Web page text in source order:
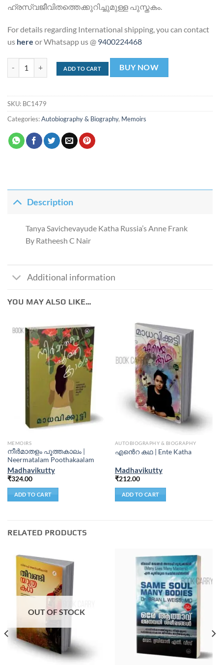
ഹ്രസ്വജീവിതത്തെക്കുറിച്ചുമുള്ള പുസ്തകം.
For details regarding International shipping, you can contact
us here or Whatsapp us @ 9400224468
താന്യ സാവിച്ചെവയുടെ കഥ | Tanya Savichevayude Katha quantity
ADD TO CART BUY NOW
SKU: BC1479
Categories:Autobiography & Biography, Memoirs
Description
Tanya Savichevayude Katha Russia’s Anne Frank
By Ratheesh C Nair
Additional information
YOU MAY ALSO LIKE…
MEMOIRS
നീര്‍മാതളം പൂത്തകാലം |
Neermatalam Poothakaalam
Madhavikutty
₹324.00
ADD TO CART
AUTOBIOGRAPHY & BIOGRAPHY
എൻെറ കഥ | Ente Katha
Madhavikutty
₹212.00
ADD TO CART
RELATED PRODUCTS
OUT OF STOCK